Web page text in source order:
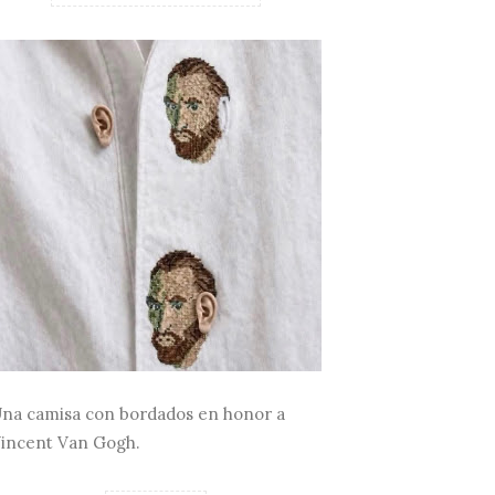
camisa con bordados en honor a
Van Gogh.